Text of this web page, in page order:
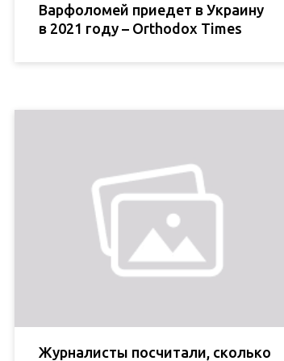
Варфоломей приедет в Украину
в 2021 году – Orthodox Times
Журналисты посчитали, сколько